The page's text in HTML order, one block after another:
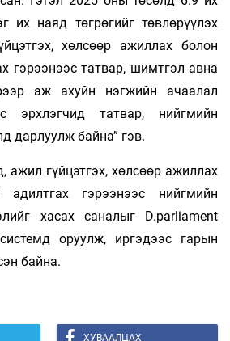
их наяд төгрөгийг төвлөрүүлэх
хөлсөөр ажиллах болон
гэрээнээс татвар, шимтгэл авна
аж ахуйн нэгжийн ачаалал
эрхлэгчид татвар, нийгмийн
дарлуулж байна” гэв.
ажил гүйцэтгэх, хөлсөөр ажиллах
адилтгах гэрээнээс нийгмийн
хасах саналыг D.parliament
оруулж, иргэдээс гарын
байна.
ХУВААЛЦАХ